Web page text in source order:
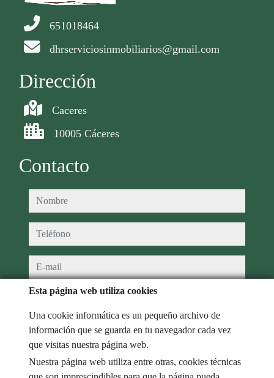
651018464
dhrserviciosinmobiliarios@gmail.com
Dirección
Caceres
10005 Cáceres
Contacto
nombre
teléfono
e-mail
He leído y acepto las condiciones de uso y
mensaje
Esta página web utiliza cookies
Una cookie informática es un pequeño archivo de
información que se guarda en tu navegador cada vez
que visitas nuestra página web.
Nuestra página web utiliza entre otras, cookies técnicas